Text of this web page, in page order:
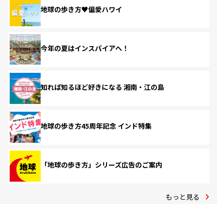
地球の歩き方♥偏愛ハワイ
今年の夏はインスパイアへ！
知れば知るほど好きになる 湘南・江の島
地球の歩き方45周年記念 インド特集
「地球の歩き方」シリーズ広告のご案内
もっと見る